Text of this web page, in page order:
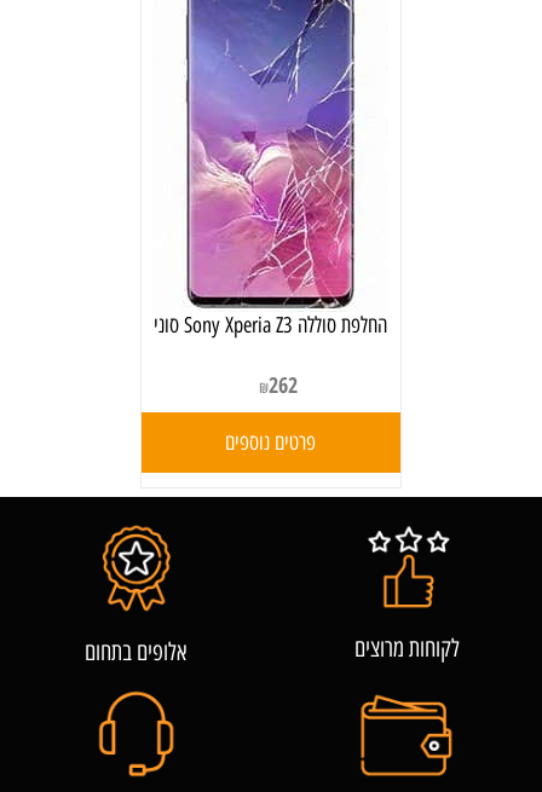
‏החלפת סוללה Sony Xperia Z3 סוני
₪262
פרטים נוספים
לקוחות מרוצים אלופים בתחום